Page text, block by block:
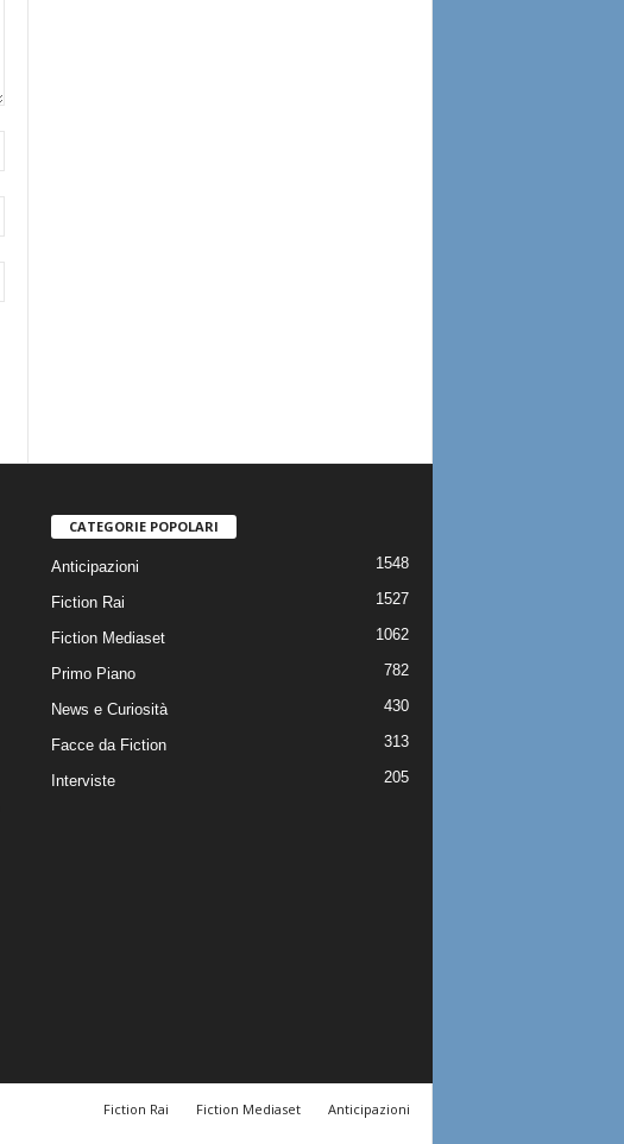
CATEGORIE POPOLARI
Anticipazioni 1548
Fiction Rai 1527
Fiction Mediaset 1062
Primo Piano 782
News e Curiosità 430
Facce da Fiction 313
Interviste 205
Fiction Rai Fiction Mediaset Anticipazioni